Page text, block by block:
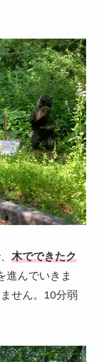
木でできたク
進んでいきま
せん。10分弱